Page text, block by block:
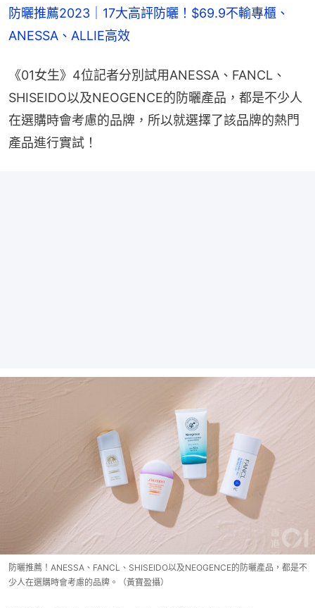
防曬推薦2023｜17大高評防曬！$69.9不輸專櫃、
ANESSA、ALLIE高效
《01女生》4位記者分別試用ANESSA、FANCL、
SHISEIDO以及NEOGENCE的防曬產品，都是不少人
在選購時會考慮的品牌，所以就選擇了該品牌的熱門
產品進行實試！
防曬推薦！ANESSA、FANCL、SHISEIDO以及NEOGENCE的防曬產品，都是不
少人在選購時會考慮的品牌。（黃寶盈攝）